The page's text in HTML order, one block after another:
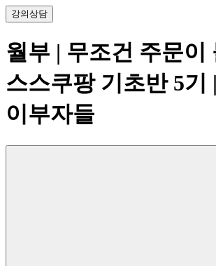
강의상담
월부 | 무조건 주문이
스스쿠팡 기초반 5기
이부자들